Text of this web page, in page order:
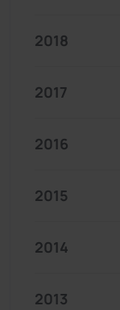
2018
2017
2016
2015
2014
2013